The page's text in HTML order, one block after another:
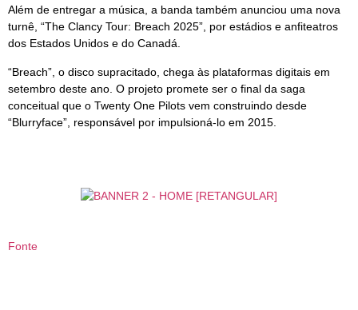
Além de entregar a música, a banda também anunciou uma nova
turnê, “The Clancy Tour: Breach 2025”, por estádios e anfiteatros
dos Estados Unidos e do Canadá.
“Breach”, o disco supracitado, chega às plataformas digitais em
setembro deste ano. O projeto promete ser o final da saga
conceitual que o Twenty One Pilots vem construindo desde
“Blurryface”, responsável por impulsioná-lo em 2015.
Fonte